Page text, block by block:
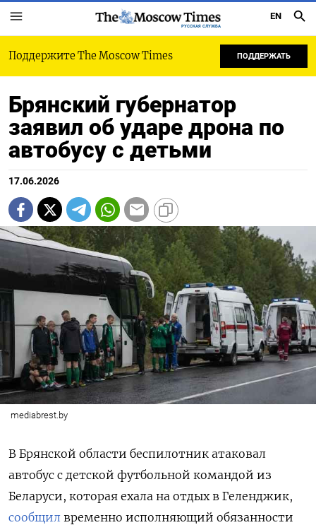
РУССКАЯ СЛУЖБА
EN
Поддержите The Moscow Times ПОДДЕРЖАТЬ
Брянский губернатор
заявил об ударе дрона по
автобусу с детьми
17.06.2026
mediabrest.by
В Брянской области беспилотник атаковал
автобус с детской футбольной командой из
Беларуси, которая ехала на отдых в Геленджик,
сообщил временно исполняющий обязанности